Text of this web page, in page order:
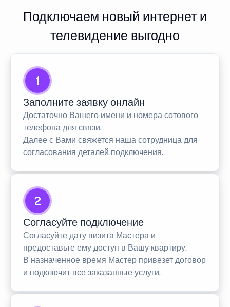
Подключаем новый интернет и
телевидение выгодно
1
Заполните заявку онлайн
Достаточно Вашего имени и номера сотового
телефона для связи.
Далее с Вами свяжется наша сотрудница для
согласования деталей подключения.
2
Согласуйте подключение
Согласуйте дату визита Мастера и
предоставьте ему доступ в Вашу квартиру.
В назначенное время Мастер привезет договор
и подключит все заказанные услуги.